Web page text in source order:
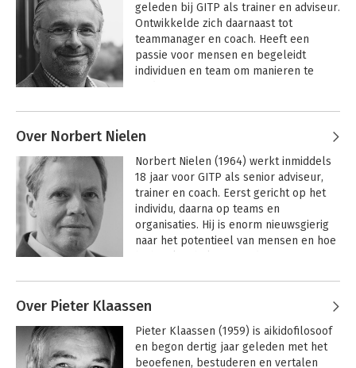
Vind je aan/uit
Bekijk alle boeken
geleden bij GITP als trainer en adviseur.
Ontwikkelde zich daarnaast tot
teammanager en coach. Heeft een
passie voor mensen en begeleidt
individuen en team om manieren te
helderheid, doelen stellen en sturen
ondersteunen aan andere kant.
knop!
Groot
Coachingsmodellenboek
Over Norbert Nielen
Norbert Nielen (1964) werkt inmiddels
18 jaar voor GITP als senior adviseur,
trainer en coach. Eerst gericht op het
individu, daarna op teams en
organisaties. Hij is enorm nieuwsgierig
naar het potentieel van mensen en hoe
deskundig en enthousiast over de
ontwikkeling.
Over Pieter Klaassen
Pieter Klaassen (1959) is aikidofilosoof
en begon dertig jaar geleden met het
beoefenen, bestuderen en vertalen